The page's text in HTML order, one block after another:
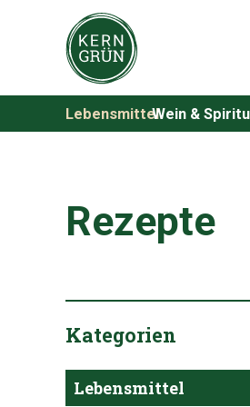
LebensmittelWein &
Rezepte
Kategorien
Lebensmittel